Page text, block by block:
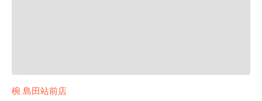
椀 島田站前店